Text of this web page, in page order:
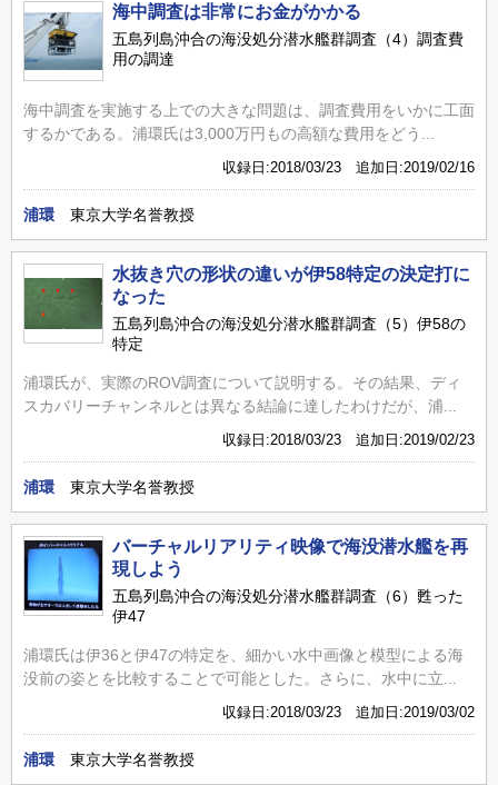
海中調査は非常にお金がかかる
五島列島沖合の海没処分潜水艦群調査（4）調査費
用の調達
海中調査を実施する上での大きな問題は、調査費用をいかに工面
するかである。浦環氏は3,000万円もの高額な費用をどう...
収録日:2018/03/23 追加日:2019/02/16
浦環 東京大学名誉教授
水抜き穴の形状の違いが伊58特定の決定打に
なった
五島列島沖合の海没処分潜水艦群調査（5）伊58の
特定
浦環氏が、実際のROV調査について説明する。その結果、ディ
スカバリーチャンネルとは異なる結論に達したわけだが、浦...
収録日:2018/03/23 追加日:2019/02/23
浦環 東京大学名誉教授
バーチャルリアリティ映像で海没潜水艦を再
現しよう
五島列島沖合の海没処分潜水艦群調査（6）甦った
伊47
浦環氏は伊36と伊47の特定を、細かい水中画像と模型による海
没前の姿とを比較することで可能とした。さらに、水中に立...
収録日:2018/03/23 追加日:2019/03/02
浦環 東京大学名誉教授